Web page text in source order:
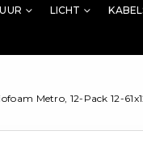
LICHT
Metro, 12-Pack 12-